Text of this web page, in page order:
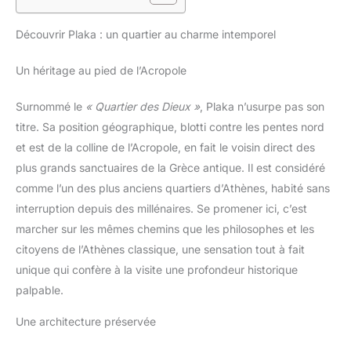
Découvrir Plaka : un quartier au charme intemporel
Un héritage au pied de l’Acropole
Surnommé le « Quartier des Dieux », Plaka n’usurpe pas son
titre. Sa position géographique, blotti contre les pentes nord
et est de la colline de l’Acropole, en fait le voisin direct des
plus grands sanctuaires de la Grèce antique. Il est considéré
comme l’un des plus anciens quartiers d’Athènes, habité sans
interruption depuis des millénaires. Se promener ici, c’est
marcher sur les mêmes chemins que les philosophes et les
citoyens de l’Athènes classique, une sensation tout à fait
unique qui confère à la visite une profondeur historique
palpable.
Une architecture préservée